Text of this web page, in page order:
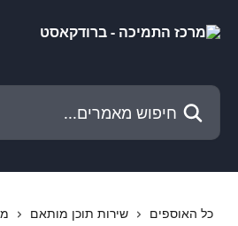
חיפוש מאמרים...
כל האוספים שירות תוכן מותאם